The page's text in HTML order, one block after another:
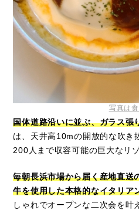
写真は
国体道路沿いに並ぶ、ガラス張
は、天井高10mの開放的な吹き
200人まで収容可能の巨大なリ
毎朝長浜市場から届く産地直送
牛を使用した本格的なイタリア
しゃれでオープンな二次会を叶